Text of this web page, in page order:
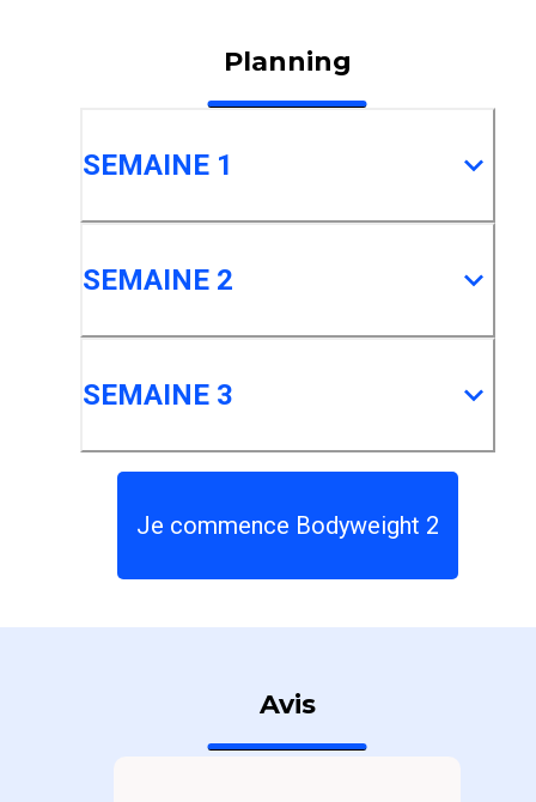
Planning
SEMAINE 1
SEMAINE 2
SEMAINE 3
Je commence Bodyweight 2
Avis